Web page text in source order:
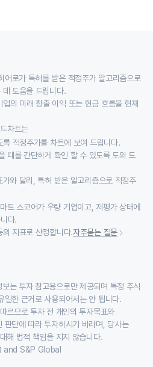
어로가 특허를 받은 적정주가 알고리즘으로
도움을 드립니다.
의 미래 창출 이익 또는 현금 흐름을 현재
차트는
적정주가를 차트에 보여 드립니다.
때를 간단하게 확인 할 수 있도록 도와 드
와 달리, 특허 받은 알고리즘으로 적정주
트 스코어가 우량 기업이고, 저평가 상태에
다.
지표로 산정합니다.자주묻는 질문
는 투자 참고용으로만 제공되며 특정 주식
일한 근거로 사용되어서는 안 됩니다.
르므로 투자 전 개인의 투자목표와
판단에 따라 투자하시기 바라며, 당사는
해 법적 책임을 지지 않습니다.
S&P Global